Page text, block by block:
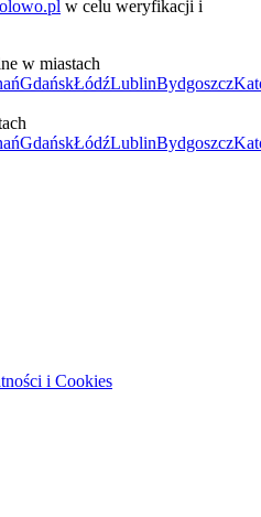
w celu weryfikacji i
w miastach
GdańskŁódźLublinBydgoszcz
GdańskŁódźLublinBydgoszcz
i Cookies